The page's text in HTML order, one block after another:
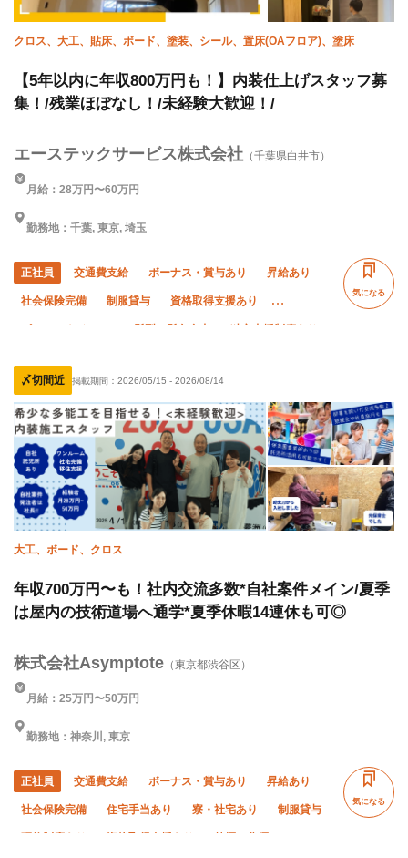
クロス、大工、貼床、ボード、塗装、シール、置床(OAフロア)、塗床
【5年以内に年収800万円も！】内装仕上げスタッフ募
集！/残業ほぼなし！/未経験大歓迎！/
エーステックサービス株式会社 （千葉県白井市）
月給：28万円〜60万円
勤務地：千葉, 東京, 埼玉
正社員 交通費支給 ボーナス・賞与あり 昇給あり
社会保険完備 制服貸与 資格取得支援あり
車・バイク通勤OK 転勤なし
気になる
〆切間近 掲載期間： 2026/05/15 - 2026/08/14
大工、ボード、クロス
年収700万円〜も！社内交流多数*自社案件メイン/夏季
は屋内の技術道場へ通学*夏季休暇14連休も可◎
株式会社Asymptote （東京都渋谷区）
月給：25万円〜50万円
勤務地：神奈川, 東京
正社員 交通費支給 ボーナス・賞与あり 昇給あり
社会保険完備 住宅手当あり 寮・社宅あり 制服貸与
研修制度あり 資格取得支援あり 禁煙・分煙
気になる